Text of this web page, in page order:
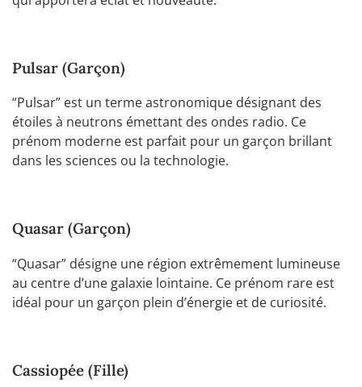
Pulsar (Garçon)
“Pulsar” est un terme astronomique désignant des
étoiles à neutrons émettant des ondes radio. Ce
prénom moderne est parfait pour un garçon brillant
dans les sciences ou la technologie.
Quasar (Garçon)
“Quasar” désigne une région extrêmement lumineuse
au centre d’une galaxie lointaine. Ce prénom rare est
idéal pour un garçon plein d’énergie et de curiosité.
Cassiopée (Fille)